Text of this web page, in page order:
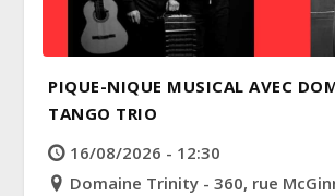
PIQUE-NIQUE MUSICAL AVEC
TANGO TRIO
16/08/2026 - 12:30
Domaine Trinity - 360, rue